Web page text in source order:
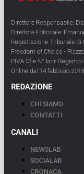
Direttore Responsabile:
Direttore Editoriale:
Registrazione Tribunale di
Freedom of Choice -
PIVA Cf e N° Iscr.
Online dal 14 febbraio 2018
REDAZIONE
CHI SIAMO
CONTATTI
CANALI
NEWSLAB
SOCIALAB
CRONACA